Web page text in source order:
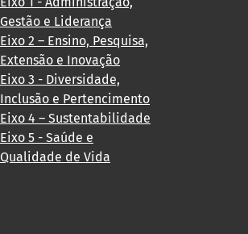
Gestão e Liderança
Eixo 2 – Ensino, Pesquisa,
Extensão e Inovação
Eixo 3 - Diversidade,
Inclusão e Pertencimento
Eixo 4 – Sustentabilidade
Eixo 5 - Saúde e
Qualidade de Vida